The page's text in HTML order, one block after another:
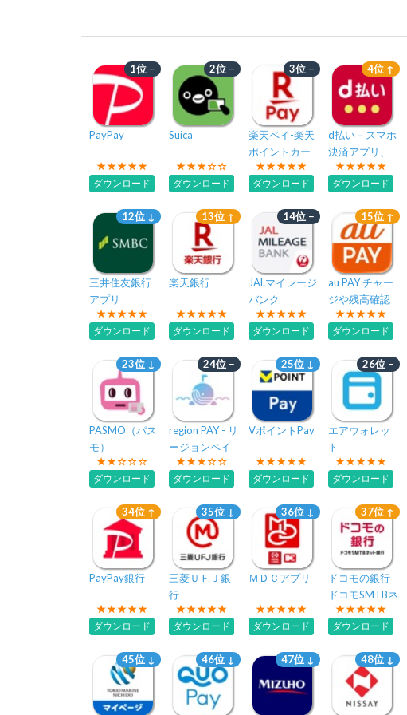
1位 −
PayPay
ダウンロード
2位 −
Suica
ダウンロード
3位 −
楽天ペイ-楽天
ポイントカー
ドも利用でき
るスマホ決済
ダウンロード
4位 ↑
d払い－スマホ
決済アプリ、
キャッシュレ
スでお支払い
ダウンロード
12位 ↓
三井住友銀行
アプリ
ダウンロード
13位 ↑
楽天銀行
ダウンロード
14位 −
JALマイレージ
バンク
ダウンロード
15位 ↑
au PAY チャー
ジや残高確認
できるauのス
マホ決済アプ
ダウンロード
23位 ↓
PASMO（パス
モ）
ダウンロード
24位 −
region PAY - リ
ージョンペイ
ダウンロード
25位 ↓
VポイントPay
ダウンロード
26位 −
エアウォレッ
ト
ダウンロード
34位 ↑
PayPay銀行
ダウンロード
35位 ↓
三菱ＵＦＪ銀
行
ダウンロード
36位 ↓
ＭＤＣアプリ
ダウンロード
37位 ↑
ドコモの銀行
ドコモSMTBネ
ット銀行 -銀行
の口座開設
ダウンロード
45位 ↓ 46位 ↓ 47位 ↓ 48位 ↓